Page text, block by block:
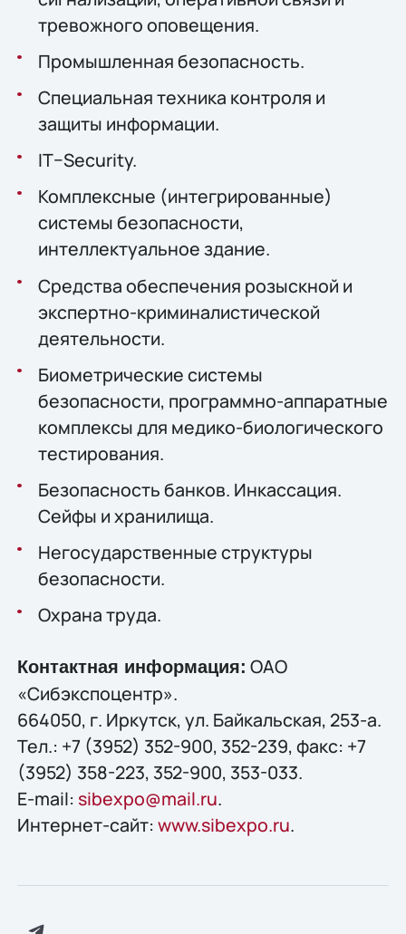
тревожного оповещения.
Промышленная безопасность.
Специальная техника контроля и
защиты информации.
IT–Security.
Комплексные (интегрированные)
системы безопасности,
интеллектуальное здание.
Средства обеспечения розыскной и
экспертно-криминалистической
деятельности.
Биометрические системы
безопасности, программно-аппаратные
комплексы для медико-биологического
тестирования.
Безопасность банков. Инкассация.
Сейфы и хранилища.
Негосударственные структуры
безопасности.
Охрана труда.
Контактная информация: ОАО
«Сибэкспоцентр».
664050, г. Иркутск, ул. Байкальская, 253-а.
Тел.: +7 (3952) 352-900, 352-239, факс: +7
(3952) 358-223, 352-900, 353-033.
E-mail: sibexpo@mail.ru.
Интернет-сайт: www.sibexpo.ru.